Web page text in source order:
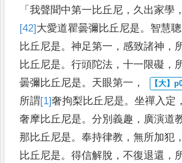
「我聲聞中第一比丘尼 ， 久出家學
[42] 大愛道瞿曇彌比丘尼是。 智慧聰
比丘尼是。神足第一 ， 感致諸神 ，
比丘尼是。行頭陀法 ，十一限礙 ，
曇彌比丘尼是。 天眼第一 ，
所謂[1]奢拘梨比丘尼是。坐禪入定
奢摩比丘尼是。分別義趣 ， 廣演道
那比丘尼是。奉持律教 ，無所加犯
比丘尼是。得信解脫 ，不復退還 ，